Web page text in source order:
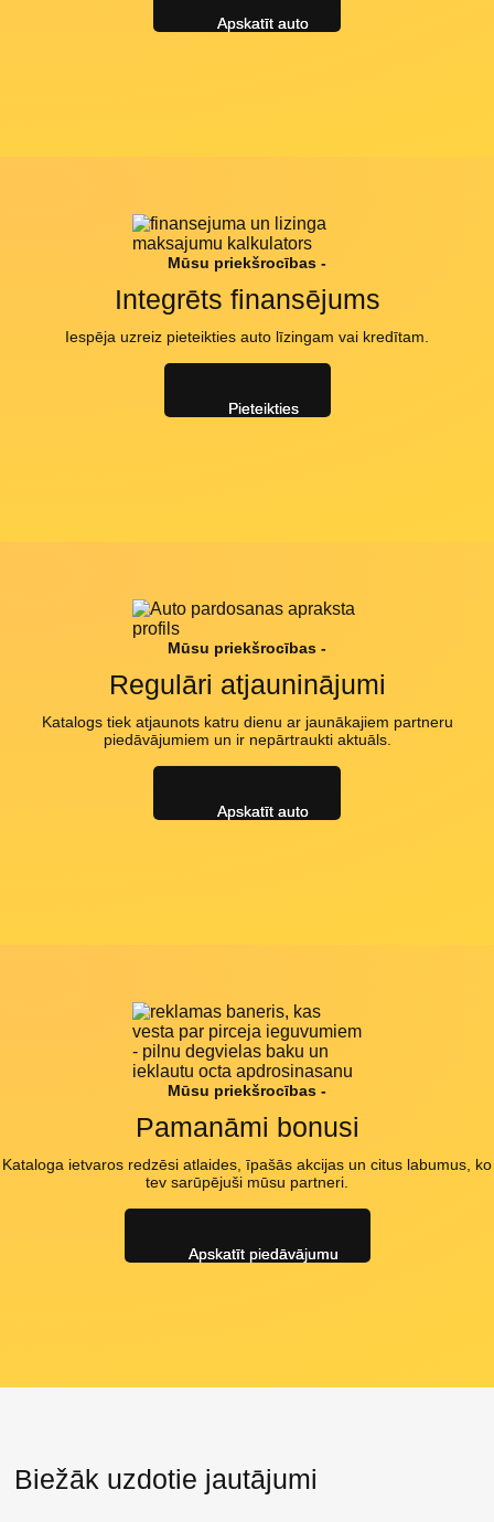
Mūsu priekšrocības -
Integrēts finansējums
Iespēja uzreiz pieteikties auto līzingam vai kredītam.
Mūsu priekšrocības -
Regulāri atjauninājumi
Katalogs tiek atjaunots katru dienu ar jaunākajiem partneru
piedāvājumiem un ir nepārtraukti aktuāls.
Mūsu priekšrocības -
Pamanāmi bonusi
Kataloga ietvaros redzēsi atlaides, īpašās akcijas un citus labumus, ko
tev sarūpējuši mūsu partneri.
Biežāk uzdotie jautājumi